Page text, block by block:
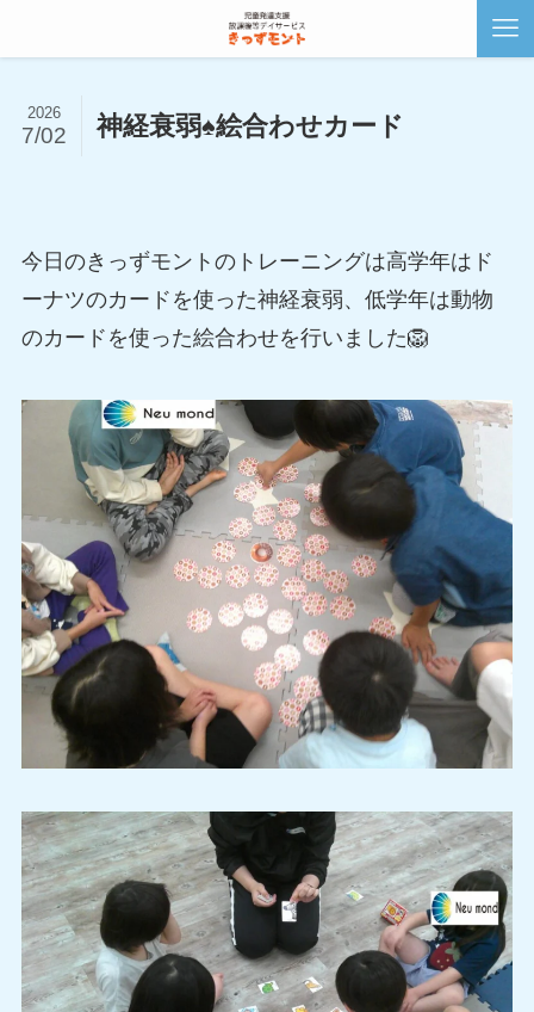
神経衰弱♠絵合わせカード
2026
7/02
今日のきっずモントのトレーニングは高学年はド
ーナツのカードを使った神経衰弱、低学年は動物
のカードを使った絵合わせを行いました🦁